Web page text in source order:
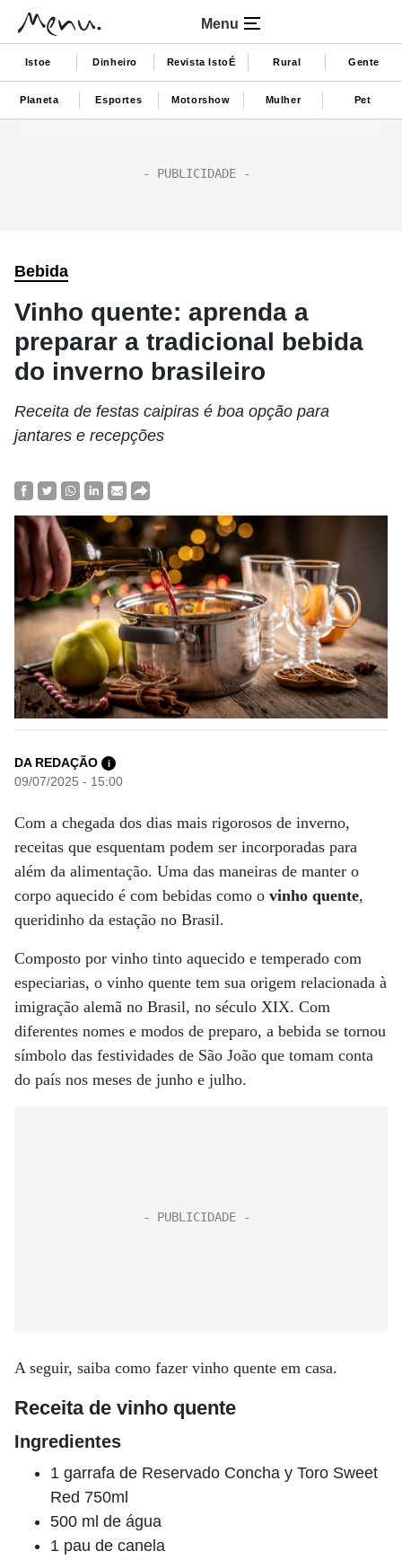
Menu
Istoe Dinheiro Revista IstoÉ Rural Gente
Planeta Esportes Motorshow Mulher Pet
Bebida
Vinho quente: aprenda a
preparar a tradicional bebida
do inverno brasileiro
Receita de festas caipiras é boa opção para
jantares e recepções
DA REDAÇÃO i
09/07/2025 - 15:00
Com a chegada dos dias mais rigorosos de inverno,
receitas que esquentam podem ser incorporadas para
além da alimentação. Uma das maneiras de manter o
corpo aquecido é com bebidas como o vinho quente,
queridinho da estação no Brasil.
Composto por vinho tinto aquecido e temperado com
especiarias, o vinho quente tem sua origem relacionada à
imigração alemã no Brasil, no século XIX. Com
diferentes nomes e modos de preparo, a bebida se tornou
símbolo das festividades de São João que tomam conta
do país nos meses de junho e julho.
A seguir, saiba como fazer vinho quente em casa.
Receita de vinho quente
Ingredientes
1 garrafa de Reservado Concha y Toro Sweet
Red 750ml
500 ml de água
1 pau de canela